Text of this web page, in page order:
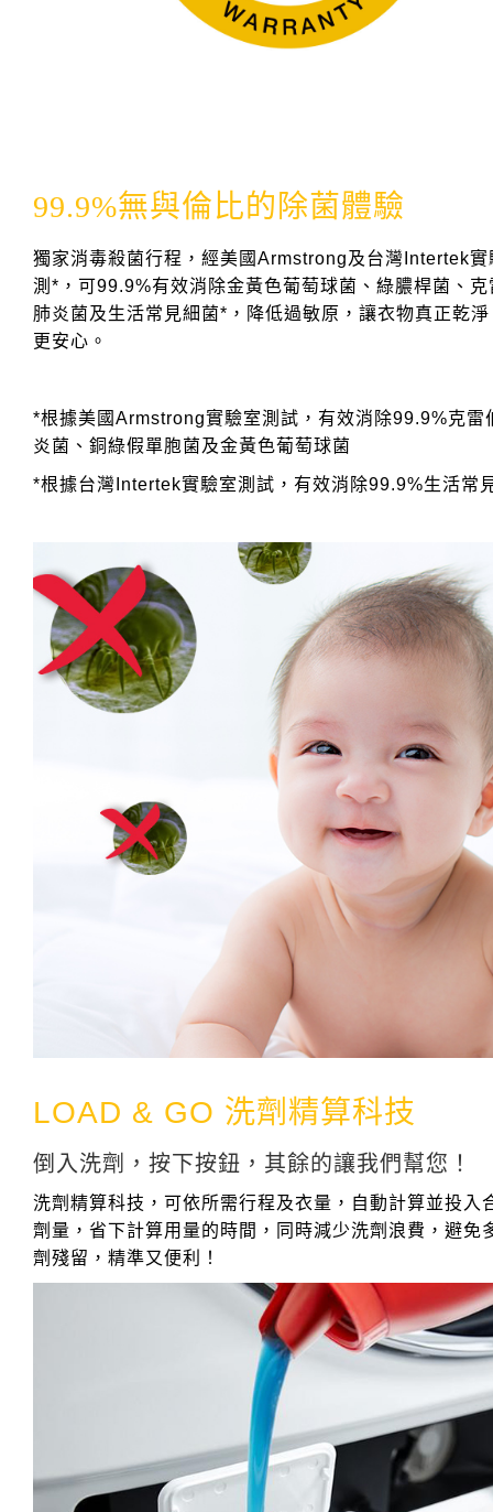
99.9%無與倫比的除菌體驗
獨家消毒殺菌行程，經美國Armstrong及台灣Intertek實
測*，可99.9%有效消除金黃色葡萄球菌、綠膿桿菌、克
肺炎菌及生活常見細菌*，降低過敏原，讓衣物真正乾
更安心。
*根據美國Armstrong實驗室測試，有效消除99.9%克雷
炎菌、銅綠假單胞菌及金黃色葡萄球菌
*根據台灣Intertek實驗室測試，有效消除99.9%生活常
LOAD & GO 洗劑精算科技
倒入洗劑，按下按鈕，其餘的讓我們幫您！
洗劑精算科技，可依所需行程及衣量，自動計算並投入
劑量，省下計算用量的時間，同時減少洗劑浪費，避免
劑殘留，精準又便利！